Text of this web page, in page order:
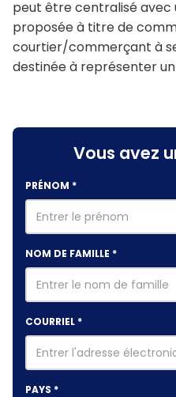
peut être centralisé avec
proposée à titre de
courtier/commerçant à
destinée à représenter
Vous avez
PRÉNOM *
NOM DE FAMILLE *
COURRIEL *
PAYS *